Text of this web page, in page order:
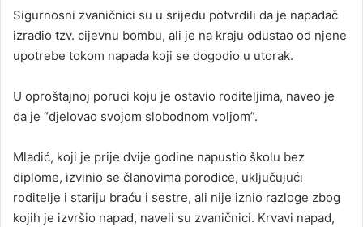
Sigurnosni zvaničnici su u srijedu potvrdili da je napadač
izradio tzv. cijevnu bombu, ali je na kraju odustao od njene
upotrebe tokom napada koji se dogodio u utorak.
U oproštajnoj poruci koju je ostavio roditeljima, naveo je
da je “djelovao svojom slobodnom voljom”.
Mladić, koji je prije dvije godine napustio školu bez
diplome, izvinio se članovima porodice, uključujući
roditelje i stariju braću i sestre, ali nije iznio razloge zbog
kojih je izvršio napad, naveli su zvaničnici. Krvavi napad,